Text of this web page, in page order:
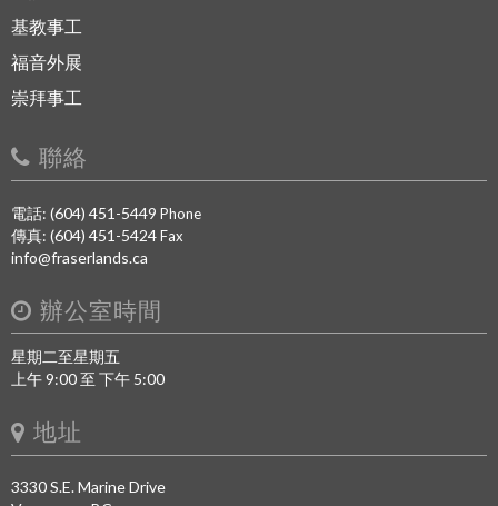
基教事工
福音外展
崇拜事工
聯絡
電話: (604) 451-5449 Phone
傳真: (604) 451-5424Fax
info@fraserlands.ca
辦公室時間
星期二至星期五
上午 9:00 至 下午 5:00
地址
3330 S.E. Marine Drive